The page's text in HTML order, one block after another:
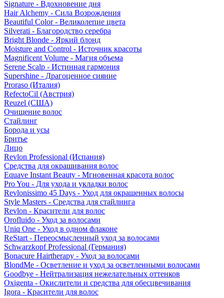
Signature - Вдохновение дня
Hair Alchemy - Сила Возрождения
Beautiful Color - Великолепие цвета
Silverati - Благородство серебра
Bright Blonde - Яркий блонд
Moisture and Control - Источник красоты
Magnificent Volume - Магия объема
Serene Scalp - Истинная гармония
Supershine - Драгоценное сияние
Proraso (Италия)
RefectoCil (Австрия)
Reuzel (США)
Очищение волос
Стайлинг
Борода и усы
Бритье
Лицо
Revlon Professional (Испания)
Средства для окрашивания волос
Equave Instant Beauty - Мгновенная красота волос
Pro You - Для ухода и укладки волос
Revlonissimo 45 Days - Уход для окрашенных волосы
Style Masters - Средства для стайлинга
Revlon - Красители для волос
Orofluido - Уход за волосами
Uniq One - Уход в одном флаконе
ReStart - Переосмысленный уход за волосами
Schwarzkopf Professional (Германия)
Bonacure Hairtherapy - Уход за волосами
BlondMe - Осветление и уход за осветленными волосами
Goodbye - Нейтрализация нежелательных оттенков
Oxigenta - Окислители и средства для обесцвечивания
Igora - Красители для волос